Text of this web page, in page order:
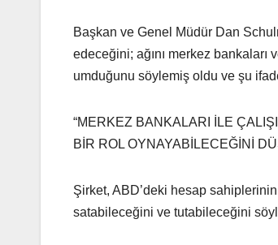
Başkan ve Genel Müdür Dan
edeceğini; ağını merkez
umduğunu söylemiş oldu ve şu
“MERKEZ BANKALARI İLE
BİR ROL OYNAYABİLECEĞİNİ
Şirket, ABD’deki hesap
satabileceğini ve tutabileceğini